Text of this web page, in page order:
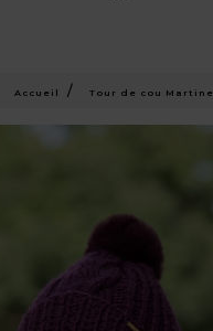
Accueil Tour de cou Martine